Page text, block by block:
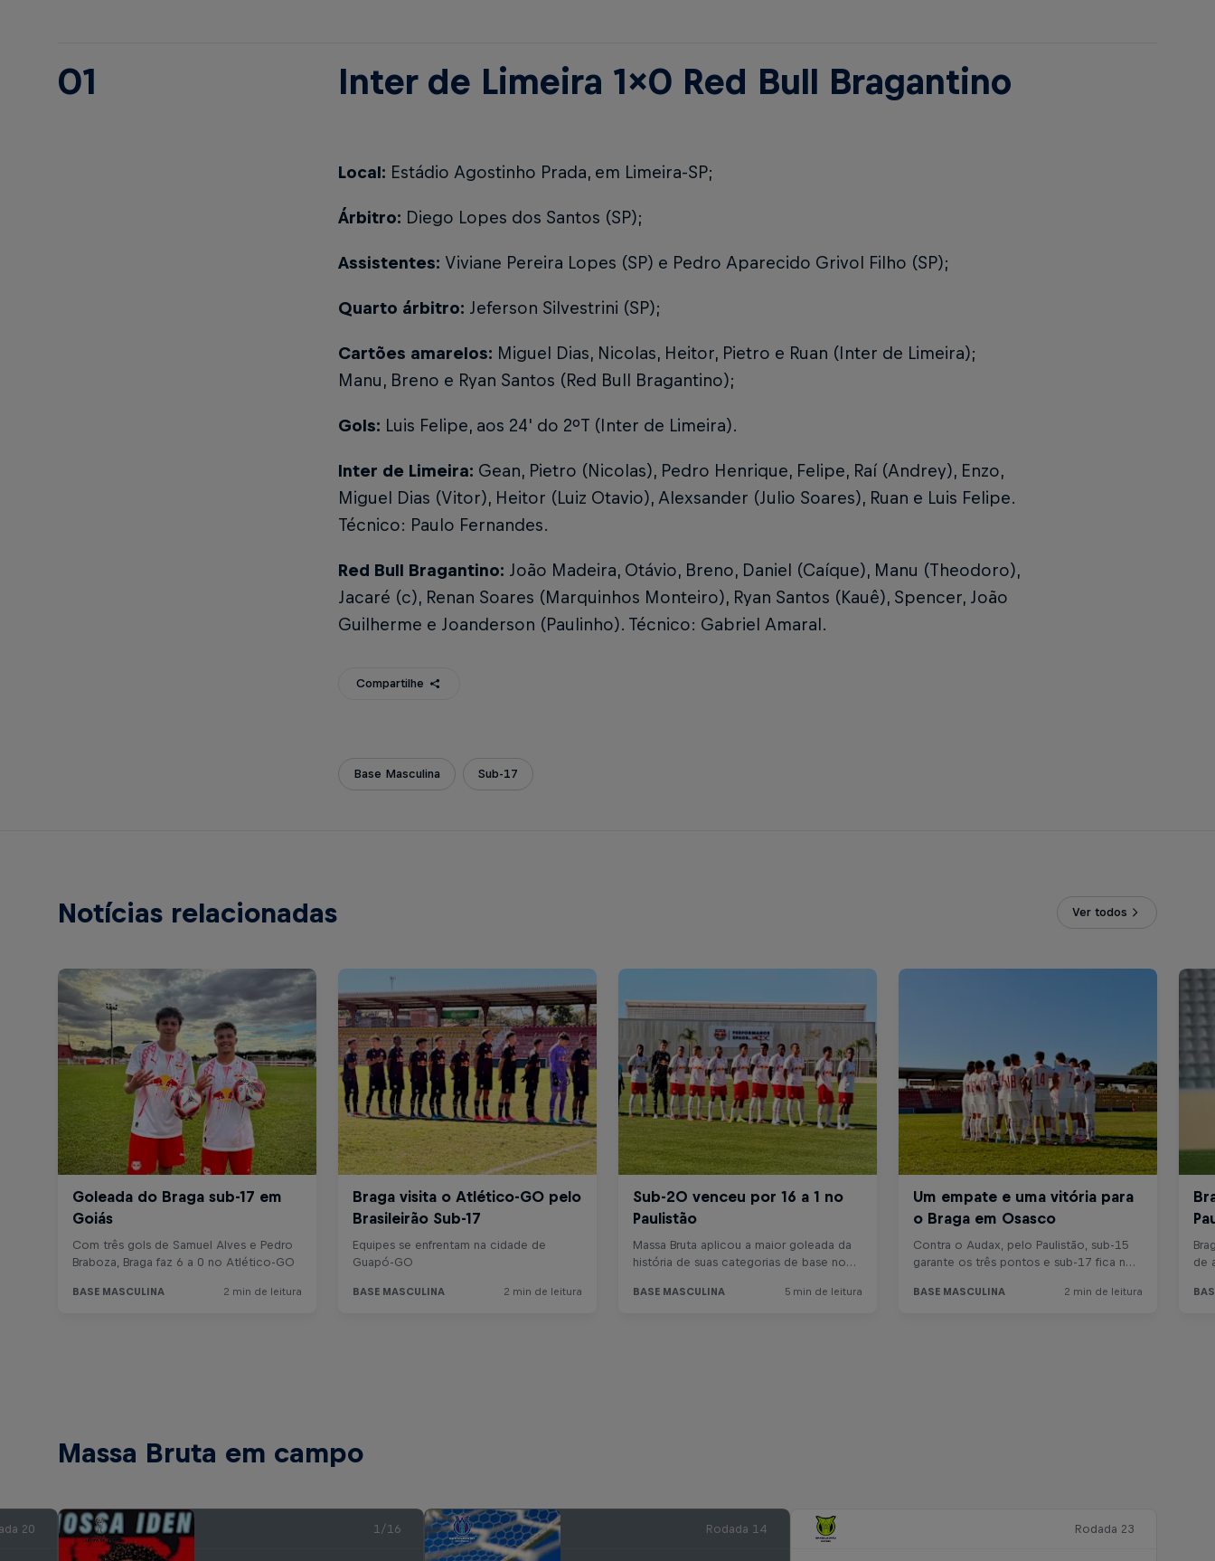
01 Inter de Limeira 1x0 Red Bull Bragantino
Local: Estádio Agostinho Prada, em Limeira-SP;
Árbitro: Diego Lopes dos Santos (SP);
Assistentes: Viviane Pereira Lopes (SP) e Pedro Aparecido Grivol Filho (SP);
Quarto árbitro: Jeferson Silvestrini (SP);
Cartões amarelos: Miguel Dias, Nicolas, Heitor, Pietro e Ruan (Inter de Limeira);
Manu, Breno e Ryan Santos (Red Bull Bragantino);
Gols: Luis Felipe, aos 24' do 2ºT (Inter de Limeira).
Inter de Limeira: Gean, Pietro (Nicolas), Pedro Henrique, Felipe, Raí (Andrey), Enzo,
Miguel Dias (Vitor), Heitor (Luiz Otavio), Alexsander (Julio Soares), Ruan e Luis Felipe.
Técnico: Paulo Fernandes.
Red Bull Bragantino: João Madeira, Otávio, Breno, Daniel (Caíque), Manu (Theodoro),
Jacaré (c), Renan Soares (Marquinhos Monteiro), Ryan Santos (Kauê), Spencer, João
Guilherme e Joanderson (Paulinho). Técnico: Gabriel Amaral.
Compartilhe
Base Masculina Sub-17
Notícias relacionadas Ver todos
Massa Bruta em campo
20 1/16 Rodada 14 Rodada 23